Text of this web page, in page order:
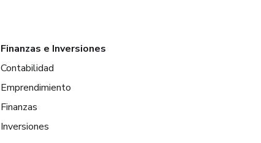
Finanzas e Inversiones
Contabilidad
Emprendimiento
Finanzas
Inversiones